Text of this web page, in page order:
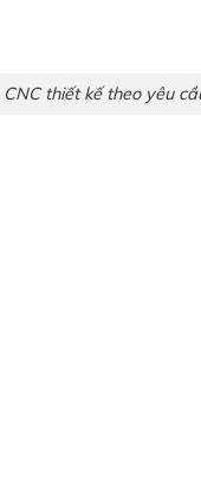
CNC thiết kế theo yêu